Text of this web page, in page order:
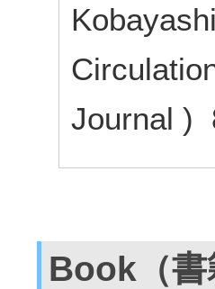
Journal )
Book（書